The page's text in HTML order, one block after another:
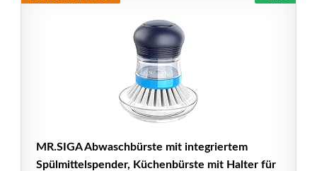
MR.SIGA Abwaschbürste mit integriertem
Spülmittelspender, Küchenbürste mit Halter für